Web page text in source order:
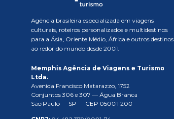
Agência brasileira especializada em viagens
culturais, roteiros personalizados e multidestinos
para a Ásia, Oriente Médio, África e outros destinos
ao redor do mundo desde 2001.
Memphis Agência de Viagens e Turismo
Ltda.
Avenida Francisco Matarazzo, 1752
Conjuntos 306 e 307 — Água Branca
São Paulo — SP — CEP 05001-200